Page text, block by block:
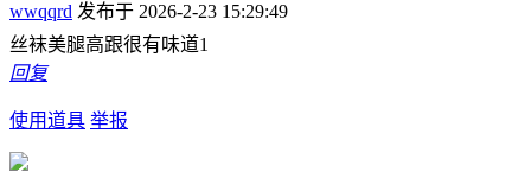
wwqqrd 发布于 2026-2-23 15:29:49
丝袜美腿高跟很有味道1
回复
使用道具 举报